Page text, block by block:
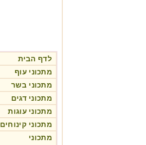
לדף הבית
מתכוני עוף
מתכוני בשר
מתכוני דגים
מתכוני עוגות
מתכוני קינוחים
מתכוני